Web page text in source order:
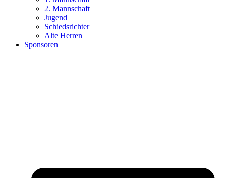
2. Mannschaft
Jugend
Schiedsrichter
Alte Herren
Sponsoren